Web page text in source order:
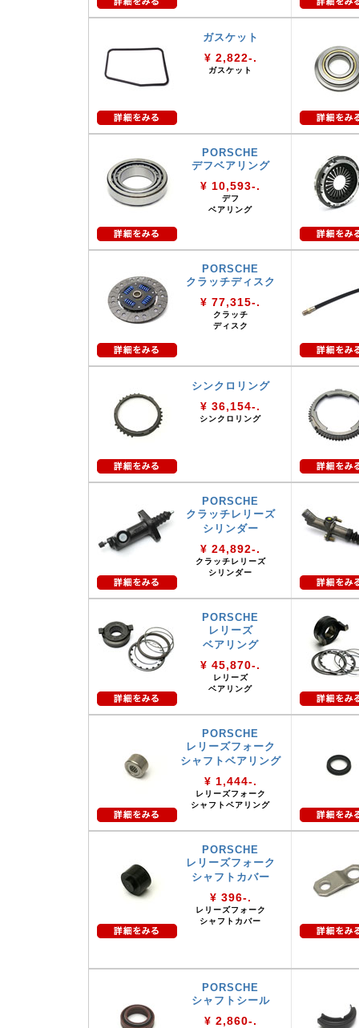
ガスケット
¥ 2,822-.
ガスケット
PORSCHE
デフベアリング
¥ 10,593-.
デフ
ベアリング
PORSCHE
クラッチディスク
¥ 77,315-.
クラッチ
ディスク
シンクロリング
¥ 36,154-.
シンクロリング
PORSCHE
クラッチレリーズ
シリンダー
¥ 24,892-.
クラッチレリーズ
シリンダー
PORSCHE
レリーズ
ベアリング
¥ 45,870-.
レリーズ
ベアリング
PORSCHE
レリーズフォーク
シャフトベアリング
¥ 1,444-.
レリーズフォーク
シャフトベアリング
PORSCHE
レリーズフォーク
シャフトカバー
¥ 396-.
レリーズフォーク
シャフトカバー
PORSCHE
シャフトシール
¥ 2,860-.